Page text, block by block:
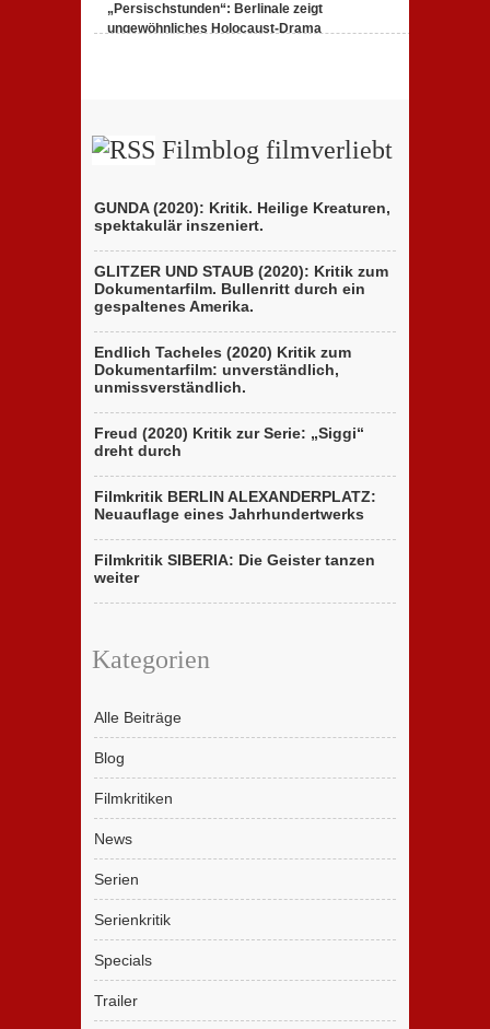
„Persischstunden“: Berlinale zeigt
ungewöhnliches Holocaust-Drama
Filmblog filmverliebt
GUNDA (2020): Kritik. Heilige Kreaturen,
spektakulär inszeniert.
GLITZER UND STAUB (2020): Kritik zum
Dokumentarfilm. Bullenritt durch ein
gespaltenes Amerika.
Endlich Tacheles (2020) Kritik zum
Dokumentarfilm: unverständlich,
unmissverständlich.
Freud (2020) Kritik zur Serie: „Siggi“
dreht durch
Filmkritik BERLIN ALEXANDERPLATZ:
Neuauflage eines Jahrhundertwerks
Filmkritik SIBERIA: Die Geister tanzen
weiter
Kategorien
Alle Beiträge
Blog
Filmkritiken
News
Serien
Serienkritik
Specials
Trailer